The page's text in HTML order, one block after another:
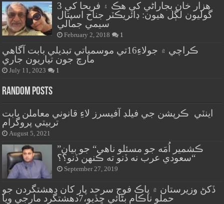
هزار خان بجاراڻي کي هڪ ۽ فريحا کي 3
گوليون لڳل هيون: ڊائريڪٽر جناح اسپتال
سيمي جمالي
February 2, 2018 1
ڪراچي ۾ جولاءِ16تي موسمياتي تبديلي بابت آگاهي
مارچ جون تياريون جاري
July 11, 2023 1
Random Posts
اينٽي ڪرپشن جي فيلڊ آفيسرز لاءِ قانوني معاملن بابت
تربيتي پروگرام
August 5, 2021
”ڪشمير اُمَه جو مسئلو ناهي“ جو بيان
سعودي عرب نه ڏنو ته ڪنهن ڏنو؟؟“
September 27, 2019
ڏکڻ وزيرستان ۾ پاڪ فوج سرحد پار کان دهشتگردن جو
حملو ناڪام بڻائي ڇڏيو،7دهشتگرد مارجي ويا